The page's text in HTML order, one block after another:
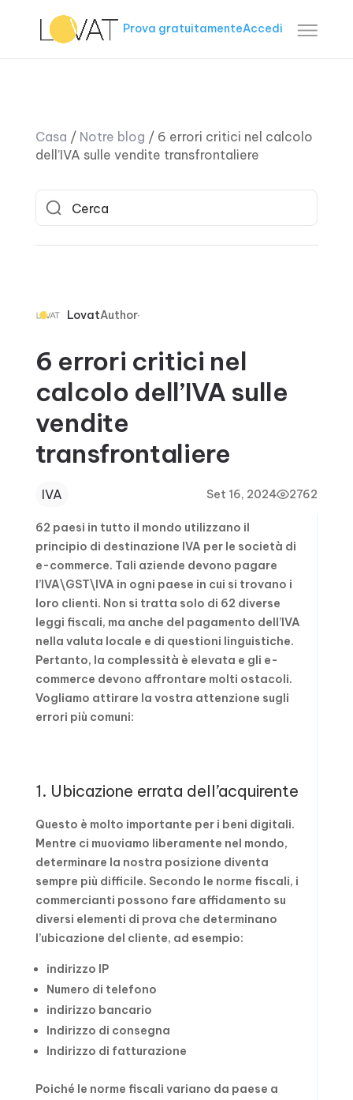
Prova gratuitamenteAccedi
Casa / Notre blog / 6 errori critici nel calcolo
dell’IVA sulle vendite transfrontaliere
LovatAuthor
6 errori critici nel
calcolo dell’IVA sulle
vendite
transfrontaliere
IVA Set 16, 2024 2762
62 paesi in tutto il mondo utilizzano il
principio di destinazione IVA per le società di
e-commerce. Tali aziende devono pagare
l’IVA\GST\IVA in ogni paese in cui si trovano i
loro clienti. Non si tratta solo di 62 diverse
leggi fiscali, ma anche del pagamento dell’IVA
nella valuta locale e di questioni linguistiche.
Pertanto, la complessità è elevata e gli e-
commerce devono affrontare molti ostacoli.
Vogliamo attirare la vostra attenzione sugli
errori più comuni:
1. Ubicazione errata dell’acquirente
Questo è molto importante per i beni digitali.
Mentre ci muoviamo liberamente nel mondo,
determinare la nostra posizione diventa
sempre più difficile. Secondo le norme fiscali, i
commercianti possono fare affidamento su
diversi elementi di prova che determinano
l’ubicazione del cliente, ad esempio:
indirizzo IP
Numero di telefono
indirizzo bancario
Indirizzo di consegna
Indirizzo di fatturazione
Poiché le norme fiscali variano da paese a